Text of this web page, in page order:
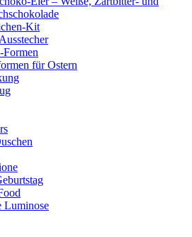
Kit
Formen
für Ostern
Luminose